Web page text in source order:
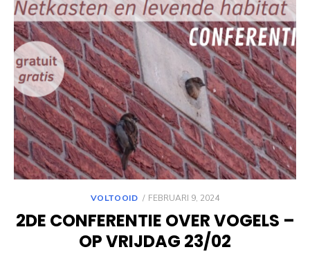
VOLTOOID
POSTED
FEBRUARI 9, 2024
2DE CONFERENTIE OVER VOGELS –
OP VRIJDAG 23/02